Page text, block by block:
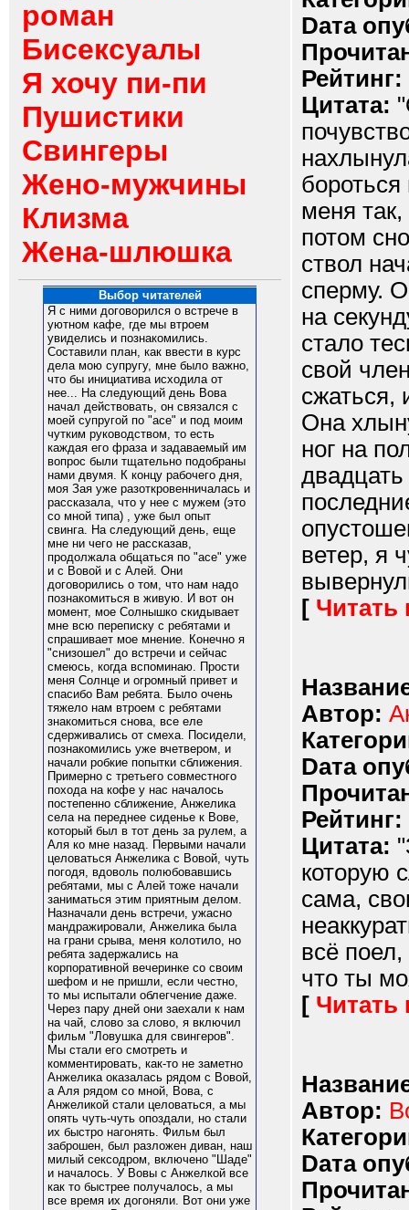
роман
Бисексуалы
Я хочу пи-пи
Пушистики
Свингеры
Жено-мужчины
Клизма
Жена-шлюшка
Выбор читателей
Я с ними договорился о встрече в
уютном кафе, где мы втроем
увиделись и познакомились.
Составили план, как ввести в курс
дела мою супругу, мне было важно,
что бы инициатива исходила от
нее... На следующий день Вова
начал действовать, он связался с
моей супругой по "асе" и под моим
чутким руководством, то есть
каждая его фраза и задаваемый им
вопрос были тщательно подобраны
нами двумя. К концу рабочего дня,
моя Зая уже разоткровенничалась и
рассказала, что у нее с мужем (это
со мной типа) , уже был опыт
свинга. На следующий день, еще
мне ни чего не рассказав,
продолжала общаться по "асе" уже
и с Вовой и с Алей. Они
договорились о том, что нам надо
познакомиться в живую. И вот он
момент, мое Солнышко скидывает
мне всю переписку с ребятами и
спрашивает мое мнение. Конечно я
"снизошел" до встречи и сейчас
смеюсь, когда вспоминаю. Прости
меня Солнце и огромный привет и
спасибо Вам ребята. Было очень
тяжело нам втроем с ребятами
знакомиться снова, все еле
сдерживались от смеха. Посидели,
познакомились уже вчетвером, и
начали робкие попытки сближения.
Примерно с третьего совместного
похода на кофе у нас началось
постепенно сближение, Анжелика
села на переднее сиденье к Вове,
который был в тот день за рулем, а
Аля ко мне назад. Первыми начали
целоваться Анжелика с Вовой, чуть
погодя, вдоволь полюбовавшись
ребятами, мы с Алей тоже начали
заниматься этим приятным делом.
Назначали день встречи, ужасно
мандражировали, Анжелика была
на грани срыва, меня колотило, но
ребята задержались на
корпоративной вечеринке со своим
шефом и не пришли, если честно,
то мы испытали облегчение даже.
Через пару дней они заехали к нам
на чай, слово за слово, я включил
фильм "Ловушка для свингеров".
Мы стали его смотреть и
комментировать, как-то не заметно
Анжелика оказалась рядом с Вовой,
а Аля рядом со мной, Вова, с
Анжеликой стали целоваться, а мы
опять чуть-чуть опоздали, но стали
их быстро нагонять. Фильм был
заброшен, был разложен диван, наш
милый сексодром, включено "Шаде"
и началось. У Вовы с Анжелкой все
как то быстрее получалось, а мы
все время их догоняли. Вот они уже
Dата
Рейтинг:
Цитата:
меня
потом
ствол
сперму.
на
стало
свой
сжаться,
Она
ног на
ветер, я
[ Читать
Автор:
Dата
Рейтинг:
Цитата:
которую
сама,
всё
что ты
[ Читать
Автор:
Dата